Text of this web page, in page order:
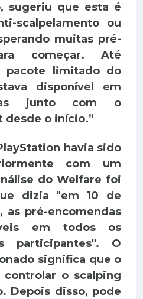
sugeriu que esta é
scalpelamento ou
muitas pré-
começar. Até
pacote limitado do
disponível em
junto com o
desde o início.”
havia sido
com um
do Welfare foi
dizia "em 10 de
pré-encomendas
em todos os
participantes". O
significa que o
controlar o scalping
Depois disso, pode